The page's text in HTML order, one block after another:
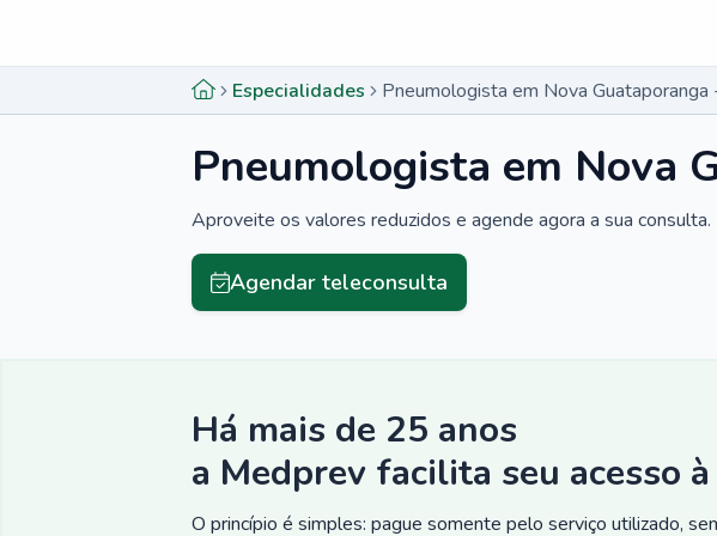
Especialidades Pneumologista em Nova Guataporanga
Pneumologista em Nova
Aproveite os valores reduzidos e agende agora a sua consulta.
Agendar teleconsulta
Há mais de 25 anos
a Medprev facilita seu acesso
O princípio é simples: pague somente pelo serviço utilizado,